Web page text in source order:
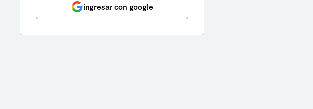
ingresar con google